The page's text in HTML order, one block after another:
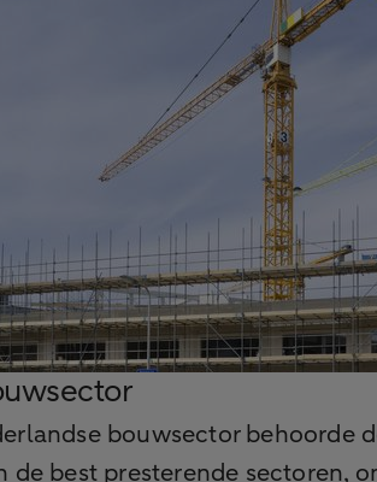
bouwsector behoorde
de best presterende sectoren,